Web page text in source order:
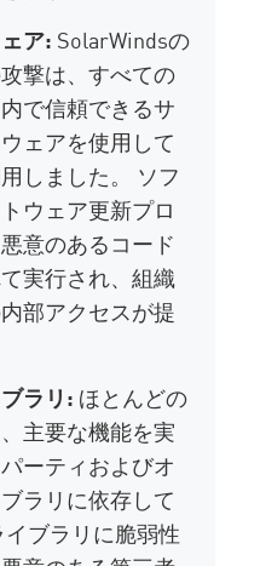
ア: SolarWindsの
撃は、すべての
で信頼できるサ
ェアを使用して
しました。 ソフ
ウェア更新プロ
意のあるコード
実行され、組織
部アクセスが提
ラリ: ほとんどの
主要な機能を実
ーティおよびオ
ラリに依存して
ブラリに脆弱性